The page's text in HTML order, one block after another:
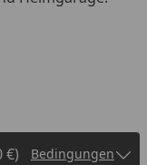
€) Bedingungen